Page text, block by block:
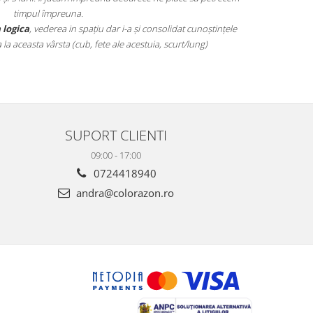
timpul împreuna.
logica, vederea in spațiu dar i-a și consolidat cunoștințele
aceasta vârsta (cub, fete ale acestuia, scurt/lung)
SUPORT CLIENTI
09:00 - 17:00
0724418940
andra@colorazon.ro